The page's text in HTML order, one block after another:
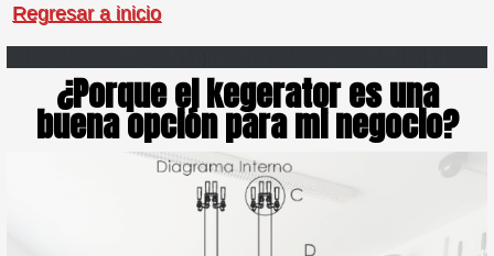
Regresar a inicio
¿Porque el kegerator es una
buena opción para mi negocio?